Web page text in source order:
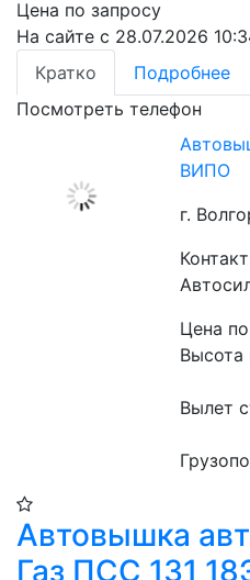
Цена по запросу
На сайте с 28.07.2026
Кратко
Подробнее
Посмотреть телефон
ВИПО
г.
Цена
Вылет
Автовышка
Газ ПСС 131